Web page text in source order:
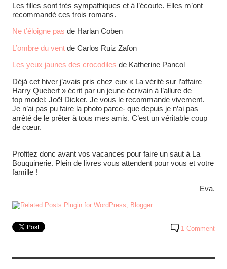
Les filles sont très sympathiques et à l’écoute. Elles m’ont
recommandé ces trois romans.
Ne t’éloigne pas de Harlan Coben
L’ombre du vent de Carlos Ruiz Zafon
Les yeux jaunes des crocodiles de Katherine Pancol
Déjà cet hiver j’avais pris chez eux « La vérité sur l’affaire
Harry Quebert » écrit par un jeune écrivain à l’allure de
top model: Joël Dicker. Je vous le recommande vivement.
Je n’ai pas pu faire la photo parce- que depuis je n’ai pas
arrêté de le prêter à tous mes amis. C’est un véritable coup
de cœur.
Profitez donc avant vos vacances pour faire un saut à La
Bouquinerie. Plein de livres vous attendent pour vous et votre
famille !
Eva.
1 Comment